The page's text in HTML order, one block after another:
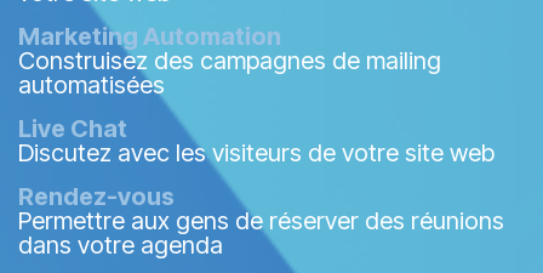
Marketing Automation
Construisez des campagnes de mailing
automatisées
Live Chat
Discutez avec les visiteurs de votre site web
Rendez-vous
Permettre aux gens de réserver des réunions
dans votre agenda